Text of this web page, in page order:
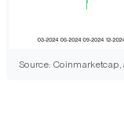
Source: